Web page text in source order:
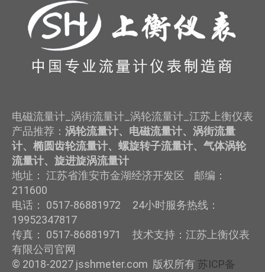
电磁流量计_涡街流量计_涡轮流量计_江苏上衡仪表
产品推荐： 涡轮流量计、电磁流量计、涡街流量
计、椭圆齿轮流量计、螺旋转子流量计、气体涡轮
流量计、旋进旋涡流量计
地址： 江苏省淮安市金湖经济开发区 邮编：
211600
电话： 0517-86881972 24小时服务热线：
19952347817
传真： 0517-86881971 技术支持：江苏上衡仪表
有限公司官网
© 2018-2027 jsshmeter.com 版权所有 苏ICP备